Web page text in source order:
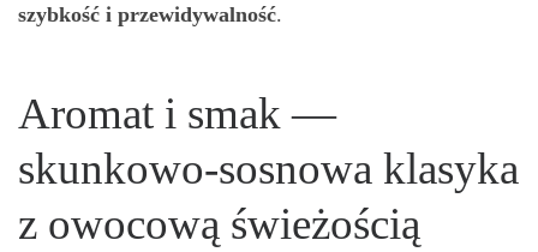
szybkość i przewidywalność.
Aromat i smak —
skunkowo-sosnowa klasyka
z owocową świeżością